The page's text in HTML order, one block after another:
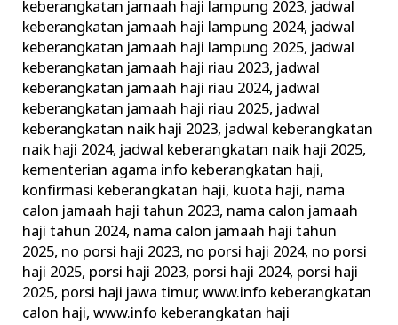
keberangkatan jamaah haji lampung 2023, jadwal
keberangkatan jamaah haji lampung 2024, jadwal
keberangkatan jamaah haji lampung 2025, jadwal
keberangkatan jamaah haji riau 2023, jadwal
keberangkatan jamaah haji riau 2024, jadwal
keberangkatan jamaah haji riau 2025, jadwal
keberangkatan naik haji 2023, jadwal keberangkatan
naik haji 2024, jadwal keberangkatan naik haji 2025,
kementerian agama info keberangkatan haji,
konfirmasi keberangkatan haji, kuota haji, nama
calon jamaah haji tahun 2023, nama calon jamaah
haji tahun 2024, nama calon jamaah haji tahun
2025, no porsi haji 2023, no porsi haji 2024, no porsi
haji 2025, porsi haji 2023, porsi haji 2024, porsi haji
2025, porsi haji jawa timur,www.info keberangkatan
calon haji,www.info keberangkatan haji